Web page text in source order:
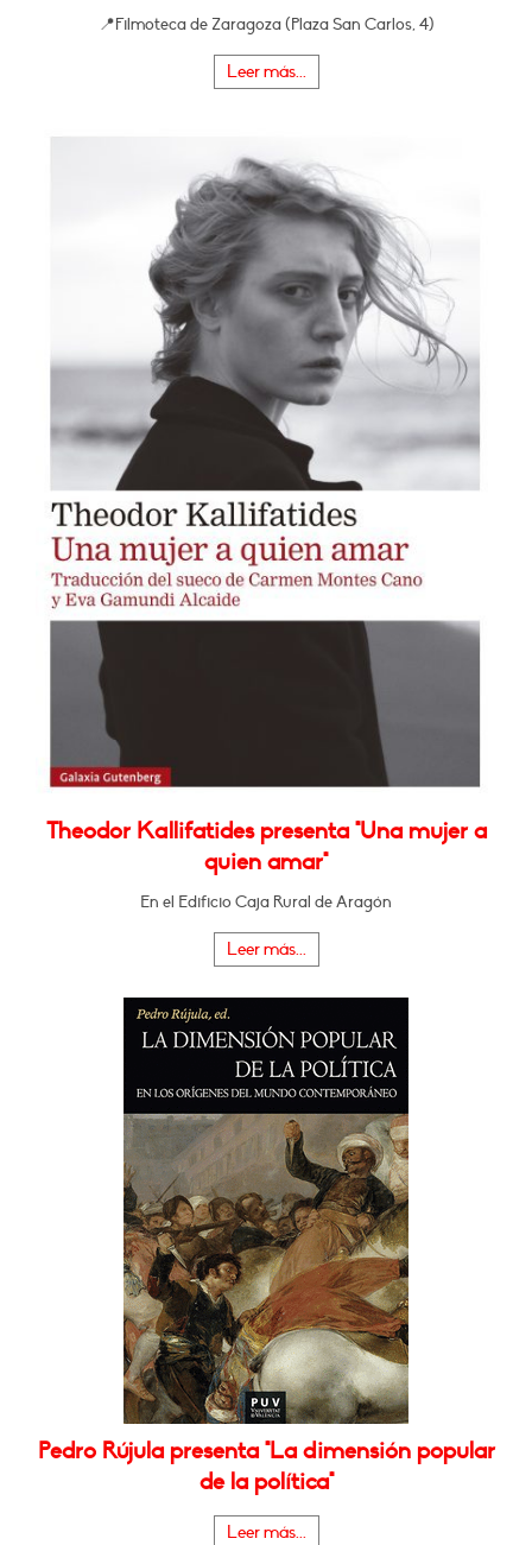
📍Filmoteca de Zaragoza (Plaza San Carlos, 4)
Leer más...
Theodor Kallifatides presenta "Una mujer a
quien amar"
En el Edificio Caja Rural de Aragón
Leer más...
Pedro Rújula presenta "La dimensión popular
de la política"
Leer más...